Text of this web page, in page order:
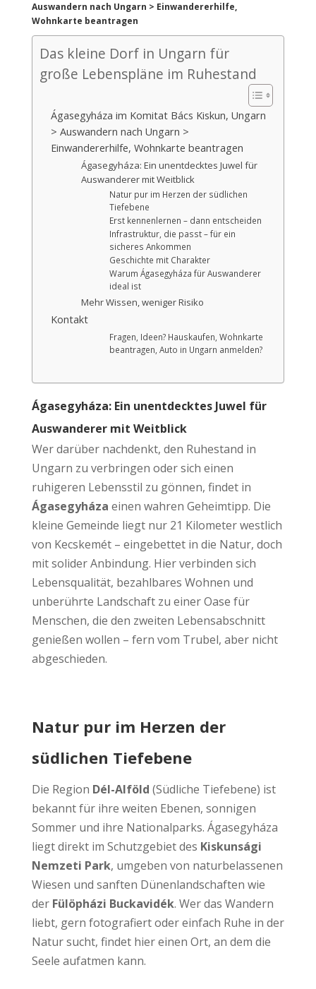
Auswandern nach Ungarn > Einwandererhilfe,
Wohnkarte beantragen
Das kleine Dorf in Ungarn für
große Lebenspläne im Ruhestand
Ágasegyháza im Komitat Bács Kiskun, Ungarn
> Auswandern nach Ungarn >
Einwandererhilfe, Wohnkarte beantragen
Ágasegyháza: Ein unentdecktes Juwel für
Auswanderer mit Weitblick
Natur pur im Herzen der südlichen
Tiefebene
Erst kennenlernen – dann entscheiden
Infrastruktur, die passt – für ein
sicheres Ankommen
Geschichte mit Charakter
Warum Ágasegyháza für Auswanderer
ideal ist
Mehr Wissen, weniger Risiko
Kontakt
Fragen, Ideen? Hauskaufen, Wohnkarte
beantragen, Auto in Ungarn anmelden?
Ágasegyháza: Ein unentdecktes Juwel für
Auswanderer mit Weitblick
Wer darüber nachdenkt, den Ruhestand in
Ungarn zu verbringen oder sich einen
ruhigeren Lebensstil zu gönnen, findet in
Ágasegyháza einen wahren Geheimtipp. Die
kleine Gemeinde liegt nur 21 Kilometer westlich
von Kecskemét – eingebettet in die Natur, doch
mit solider Anbindung. Hier verbinden sich
Lebensqualität, bezahlbares Wohnen und
unberührte Landschaft zu einer Oase für
Menschen, die den zweiten Lebensabschnitt
genießen wollen – fern vom Trubel, aber nicht
abgeschieden.
Natur pur im Herzen der
südlichen Tiefebene
Die Region Dél-Alföld (Südliche Tiefebene) ist
bekannt für ihre weiten Ebenen, sonnigen
Sommer und ihre Nationalparks. Ágasegyháza
liegt direkt im Schutzgebiet des Kiskunsági
Nemzeti Park, umgeben von naturbelassenen
Wiesen und sanften Dünenlandschaften wie
der Fülöpházi Buckavidék. Wer das Wandern
liebt, gern fotografiert oder einfach Ruhe in der
Natur sucht, findet hier einen Ort, an dem die
Seele aufatmen kann.